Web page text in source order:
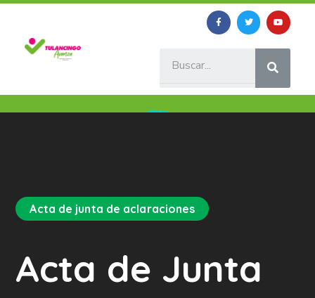
Acta de junta de aclaraciones
Acta de Junta